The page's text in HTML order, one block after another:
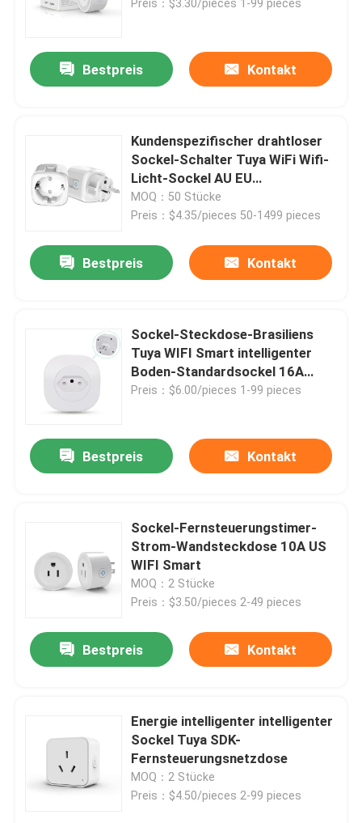
Haus
Über uns
Qualitätskontrolle
Treten Sie mit uns in Verbindung
Fordern Sie ein Zitat
Intelligenter Schalter Homekit
Zigbee Smart Switch
Drahtloser Fernsteuerungsschalter
Preis：$3.30/pieces 1-99 pieces
Bestpreis Kontakt
Kundenspezifischer drahtloser
Sockel-Schalter Tuya WiFi Wifi-
Licht-Sockel AU EU
Großbritannien US
MOQ：50 Stücke
Preis：$4.35/pieces 50-1499 pieces
Bestpreis Kontakt
Sockel-Steckdose-Brasiliens
Tuya WIFI Smart intelligenter
Boden-Standardsockel 16A
220V 127V 50Hz
Preis：$6.00/pieces 1-99 pieces
Bestpreis Kontakt
Sockel-Fernsteuerungstimer-
Strom-Wandsteckdose 10A US
WIFI Smart
MOQ：2 Stücke
Preis：$3.50/pieces 2-49 pieces
Bestpreis Kontakt
Energie intelligenter intelligenter
Sockel Tuya SDK-
Fernsteuerungsnetzdose
MOQ：2 Stücke
Preis：$4.50/pieces 2-99 pieces